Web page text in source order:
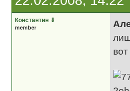
Константин ⇓
member
вот